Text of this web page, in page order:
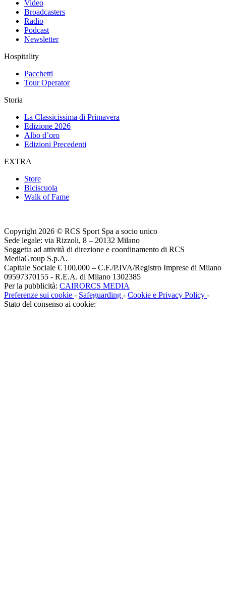
Video
Broadcasters
Radio
Podcast
Newsletter
Hospitality
Pacchetti
Tour Operator
Storia
La Classicissima di Primavera
Edizione 2026
Albo d’oro
Edizioni Precedenti
EXTRA
Store
Biciscuola
Walk of Fame
Copyright 2026 © RCS Sport Spa a socio unico
Sede legale: via Rizzoli, 8 – 20132 Milano
Soggetta ad attività di direzione e coordinamento di RCS
MediaGroup S.p.A.
Capitale Sociale € 100.000 – C.F./P.IVA/Registro Imprese di Milano
09597370155 - R.E.A. di Milano 1302385
Per la pubblicità: CAIRORCS MEDIA
Preferenze sui cookie - Safeguarding - Cookie e Privacy Policy -
Stato del consenso ai cookie: